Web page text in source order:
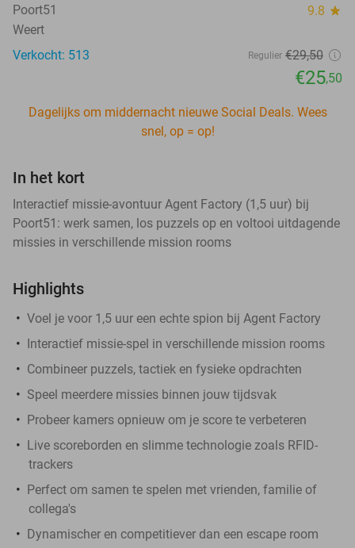
Poort51 9.8 star
Weert
Verkocht: 513
Regulier €29,50
€25,50
Dagelijks om middernacht nieuwe Social Deals. Wees
snel, op = op!
In het kort
Interactief missie-avontuur Agent Factory (1,5 uur) bij
Poort51: werk samen, los puzzels op en voltooi uitdagende
missies in verschillende mission rooms
Highlights
Voel je voor 1,5 uur een echte spion bij Agent Factory
Interactief missie-spel in verschillende mission rooms
Combineer puzzels, tactiek en fysieke opdrachten
Speel meerdere missies binnen jouw tijdsvak
Probeer kamers opnieuw om je score te verbeteren
Live scoreborden en slimme technologie zoals RFID-
trackers
Perfect om samen te spelen met vrienden, familie of
collega's
Dynamischer en competitiever dan een escape room